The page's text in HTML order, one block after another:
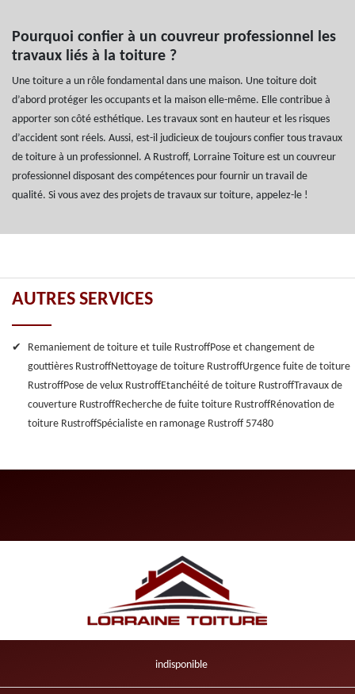
Pourquoi confier à un couvreur professionnel les
travaux liés à la toiture ?
Une toiture a un rôle fondamental dans une maison. Une toiture doit
d’abord protéger les occupants et la maison elle-même. Elle contribue à
apporter son côté esthétique. Les travaux sont en hauteur et les risques
d’accident sont réels. Aussi, est-il judicieux de toujours confier tous travaux
de toiture à un professionnel. A Rustroff, Lorraine Toiture est un couvreur
professionnel disposant des compétences pour fournir un travail de
qualité. Si vous avez des projets de travaux sur toiture, appelez-le !
AUTRES SERVICES
Remaniement de toiture et tuile RustroffPose et changement de
gouttières RustroffNettoyage de toiture RustroffUrgence fuite de toiture
RustroffPose de velux RustroffEtanchéité de toiture RustroffTravaux de
couverture RustroffRecherche de fuite toiture RustroffRénovation de
toiture RustroffSpécialiste en ramonage Rustroff 57480
indisponible